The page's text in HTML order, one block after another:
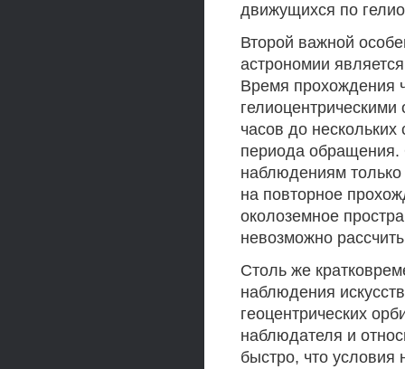
движущихся по
Второй важной
астрономии
Время прохождения
гелиоцентрическими
часов до нескольких
периода обращения.
наблюдениям только
на повторное
околоземное
невозможно
Столь же
наблюдения
геоцентрических
наблюдателя и
быстро, что условия